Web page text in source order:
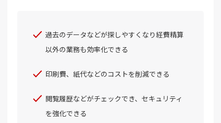
過去のデータなどが探しやすくなり経費精算
以外の業務も効率化できる
印刷費、紙代などのコストを削減できる
閲覧履歴などがチェックでき、セキュリティ
を強化できる